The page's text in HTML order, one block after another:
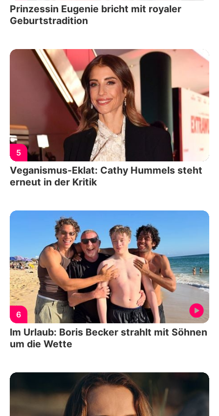
Prinzessin Eugenie bricht mit royaler
Geburtstradition
5
Veganismus-Eklat: Cathy Hummels steht
erneut in der Kritik
6
Im Urlaub: Boris Becker strahlt mit Söhnen
um die Wette